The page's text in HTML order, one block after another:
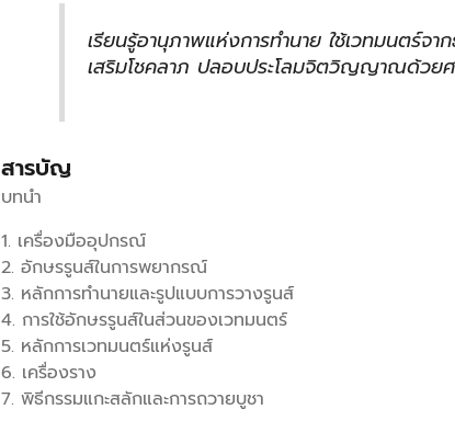
เรียนรู้อานุภาพแห่งการทํานาย ใช้เวทมนตร์
เสริมโชคลาภ ปลอบประโลมจิตวิญญาณด้วย
สารบัญ
บทนํา
1. เครื่องมืออุปกรณ์
2. อักษรรูนส์ในการพยากรณ์
3. หลักการทํานายและรูปแบบการวางรูนส์
4. การใช้อักษรรูนส์ในส่วนของเวทมนตร์
5. หลักการเวทมนตร์แห่งรูนส์
6. เครื่องราง
7. พิธีกรรมแกะสลักและการถวายบูชา